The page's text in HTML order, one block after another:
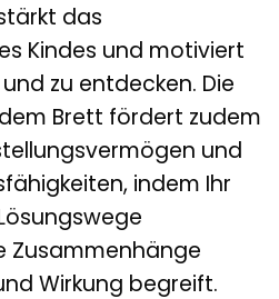
das
Kindes und motiviert
zu entdecken. Die
Brett fördert zudem
und
indem Ihr
Zusammenhänge
Wirkung begreift.